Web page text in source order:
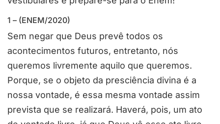
1 – (ENEM/2020)
Sem negar que Deus prevê todos os
acontecimentos futuros, entretanto, nós
queremos livremente aquilo que queremos.
Porque, se o objeto da presciência divina é a
nossa vontade, é essa mesma vontade assim
prevista que se realizará. Haverá, pois, um ato